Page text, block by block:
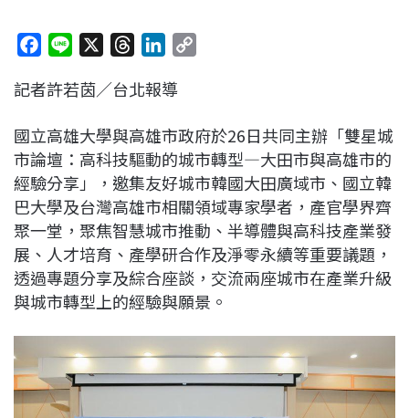
c
b
o
o
k
n
r
a
d
s
n
e
d
I
n
L
i
n
k
記者許若茵／台北報導
國立高雄大學與高雄市政府於26日共同主辦「雙星城
市論壇：高科技驅動的城市轉型—大田市與高雄市的
經驗分享」，邀集友好城市韓國大田廣域市、國立韓
巴大學及台灣高雄市相關領域專家學者，產官學界齊
聚一堂，聚焦智慧城市推動、半導體與高科技產業發
展、人才培育、產學研合作及淨零永續等重要議題，
透過專題分享及綜合座談，交流兩座城市在產業升級
與城市轉型上的經驗與願景。